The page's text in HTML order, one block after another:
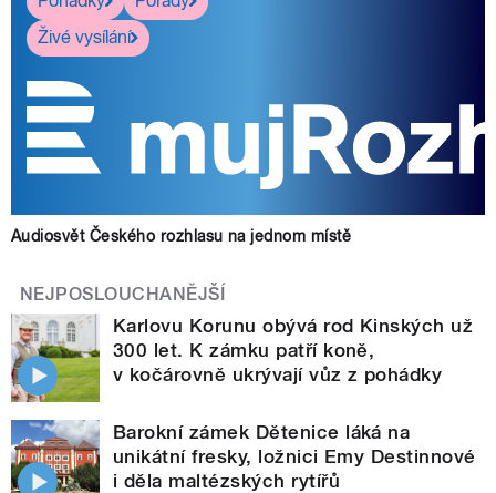
Živé vysílání
Audiosvět Českého rozhlasu na jednom místě
NEJPOSLOUCHANĚJŠÍ
Karlovu Korunu obývá rod Kinských už
300 let. K zámku patří koně,
v kočárovně ukrývají vůz z pohádky
Barokní zámek Dětenice láká na
unikátní fresky, ložnici Emy Destinnové
i děla maltézských rytířů